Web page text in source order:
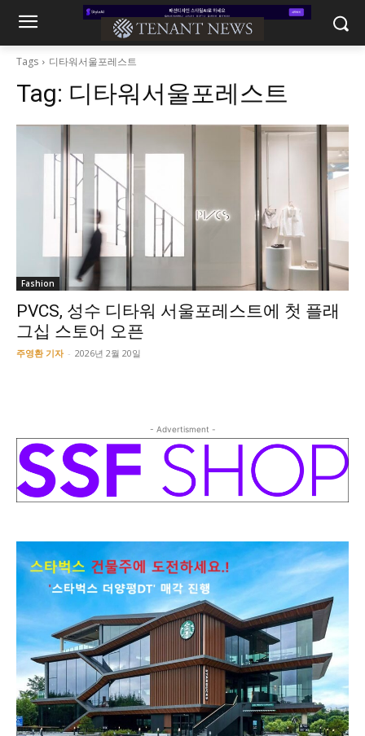
Tags 디타워서울포레스트
Tag: 디타워서울포레스트
Fashion
PVCS, 성수 디타워 서울포레스트에 첫 플래
그십 스토어 오픈
주영환 기자 - 2026년 2월 20일
- Advertisment -